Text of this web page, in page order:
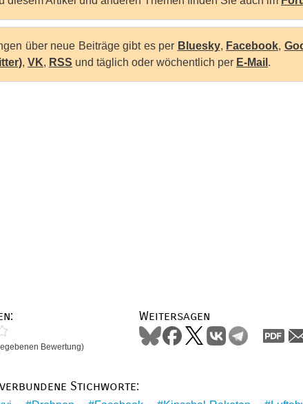
über neue Beiträge gibt es per Bluesky, Facebook,
, VK, RSS und täglich oder wöchentlich per E-Mail .
Bewertung)
Weitersagen
verbundene Stichworte: